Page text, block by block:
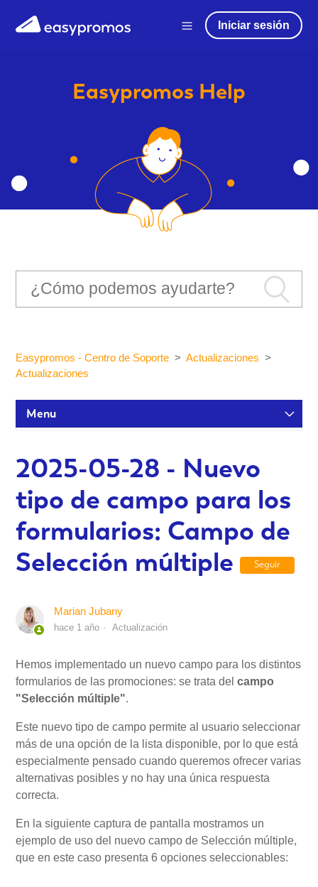
Iniciar sesión
Easypromos Help
Easypromos - Centro de Soporte
Actualizaciones
Actualizaciones
Menu
Participantes y estadísticas
Personalización y Diseño
Integraciones
Mi Cuenta
Preguntas Frecuentes
2025-05-28 - Nuevo
tipo de campo para los
formularios: Campo de
Selección múltiple
Seguir
Marian Jubany
hace 1 año Actualización
Hemos implementado un nuevo campo para los distintos
formularios de las promociones: se trata delcampo
"Selección múltiple".
Este nuevo tipo de campo permite al usuario seleccionar
más de una opción de la lista disponible, por lo que está
especialmente pensado cuando queremos ofrecer varias
alternativas posibles y no hay una única respuesta
correcta.
En la siguiente captura de pantalla mostramos un
ejemplo de uso del nuevo campo de Selección múltiple,
que en este caso presenta 6 opciones seleccionables: